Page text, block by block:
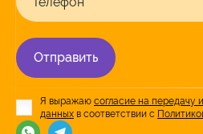
Отправить
Я выражаю согласие на передачу
данных в соответствии с